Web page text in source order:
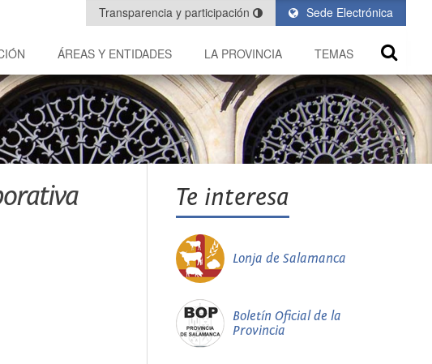
Sede Electrónica
Transparencia y participación
ÁREAS Y ENTIDADES LA PROVINCIA TEMAS
Te interesa
Lonja de Salamanca
Boletín Oficial de la
Provincia